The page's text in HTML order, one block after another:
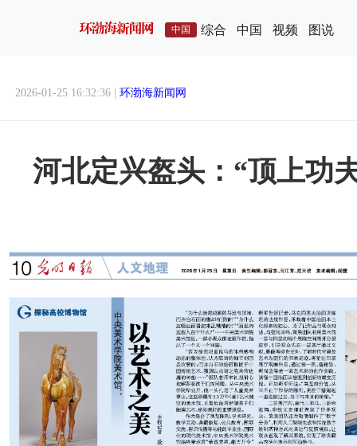
中国 综合 中国 视频 图说
2026-01-25 16:32:36 | 环渤海新闻网
河北定兴盔头：“顶上功